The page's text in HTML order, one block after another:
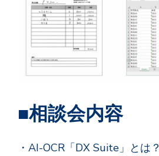
■相談会内容
・AI-OCR「DX Suite」とは？